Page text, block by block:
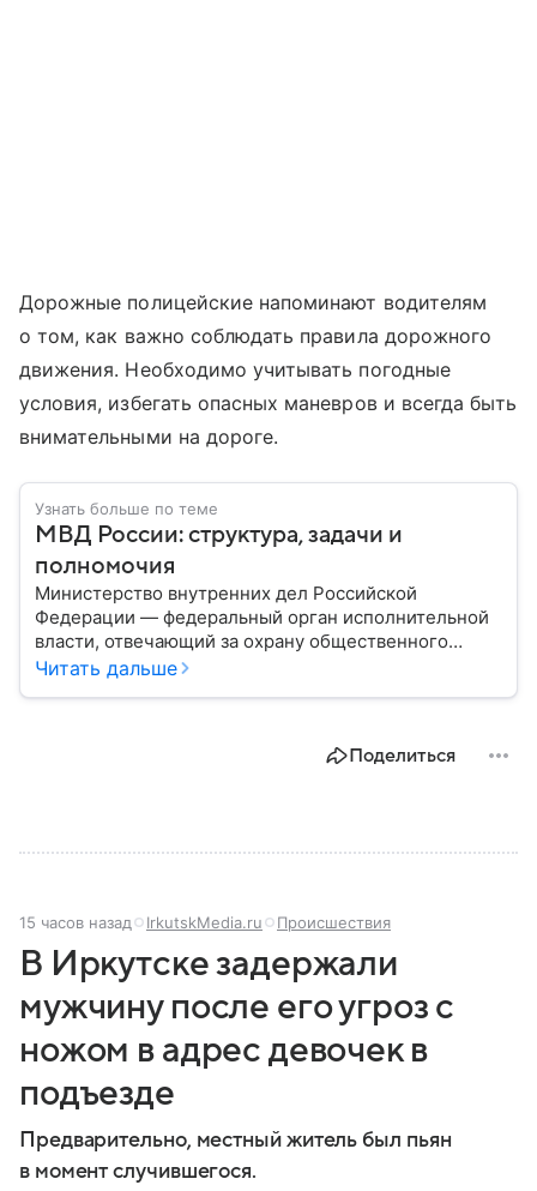
Дорожные полицейские напоминают водителям
о том, как важно соблюдать правила дорожного
движения. Необходимо учитывать погодные
условия, избегать опасных маневров и всегда быть
внимательными на дороге.
Узнать больше по теме
МВД России: структура, задачи и
полномочия
Министерство внутренних дел Российской
Федерации — федеральный орган исполнительной
власти, отвечающий за охрану общественного
порядка, борьбу с преступностью, обеспечение
России, какие задачи выполняет министерство, как
Читать дальше
Поделиться
15 часов назад IrkutskMedia.ru Происшествия
В Иркутске задержали
мужчину после его угроз с
ножом в адрес девочек в
подъезде
Предварительно, местный житель был пьян
в момент случившегося.